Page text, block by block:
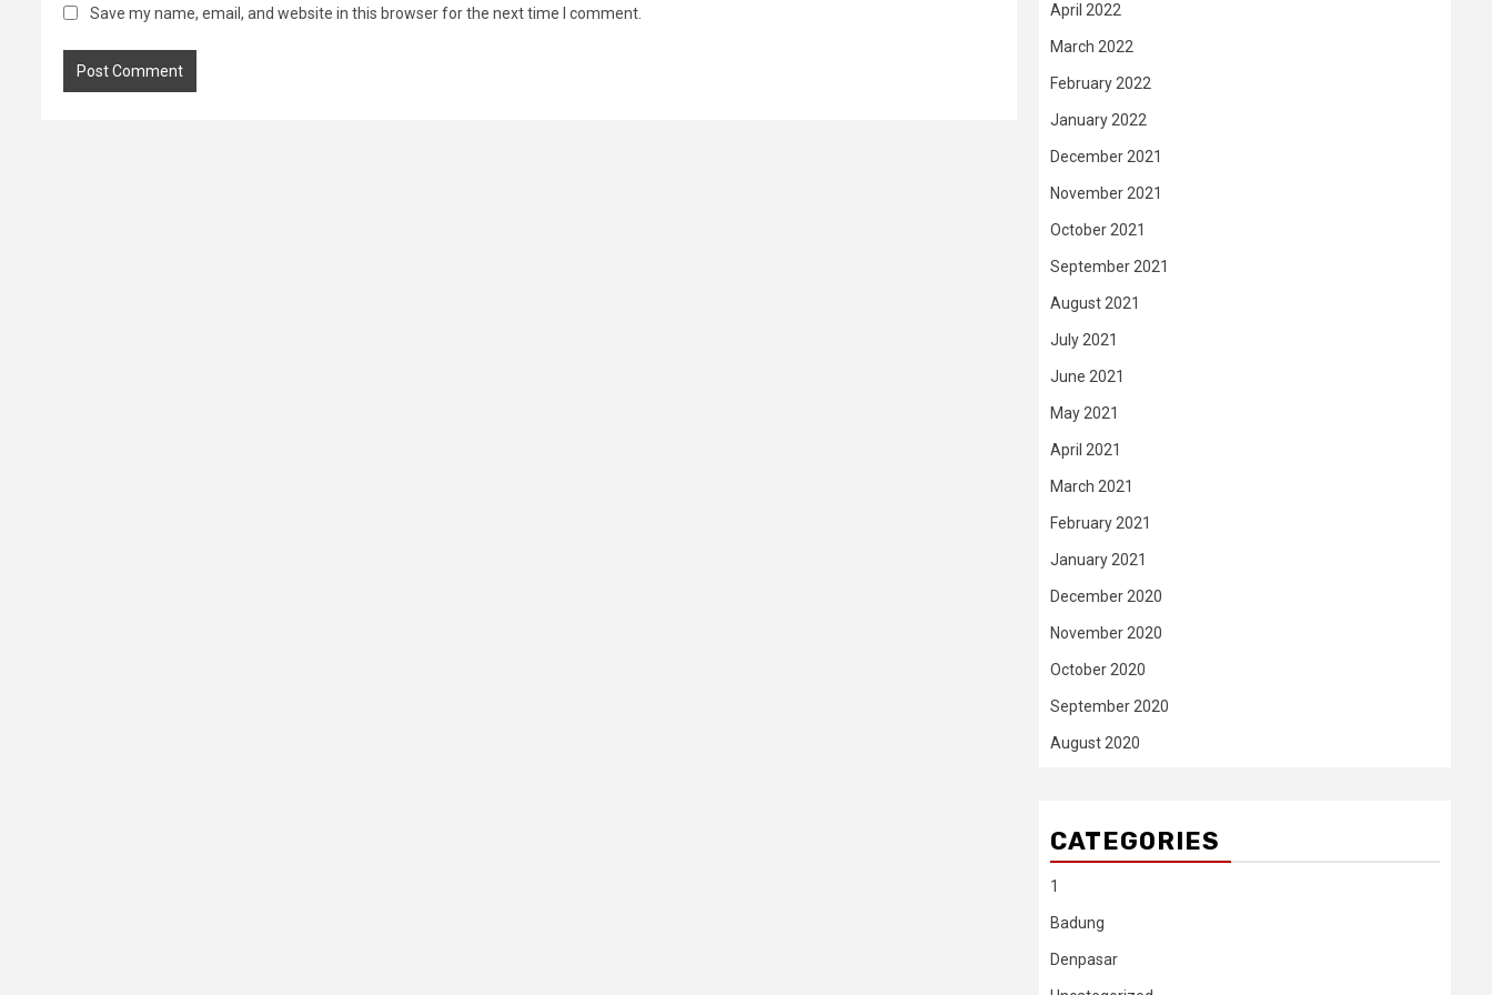
Save my name, email, and website in this browser for the next time I comment. April 2022
March 2022
February 2022
January 2022
December 2021
November 2021
October 2021
September 2021
August 2021
July 2021
June 2021
May 2021
April 2021
March 2021
February 2021
January 2021
December 2020
November 2020
October 2020
September 2020
August 2020
CATEGORIES
1
Badung
Denpasar